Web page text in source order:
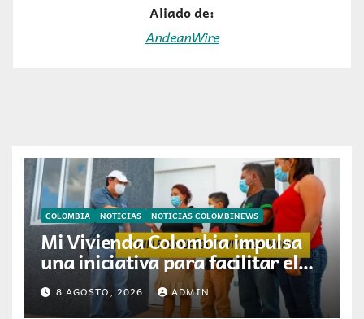
Aliado de:
AndeanWire
COLOMBIA NOTICIAS NOTICIAS COLOMBINEWS
Mi Vivienda Colombia impulsa
una iniciativa para facilitar el
acceso a la vivienda de familias
colombianas
8 AGOSTO, 2026 ADMIN